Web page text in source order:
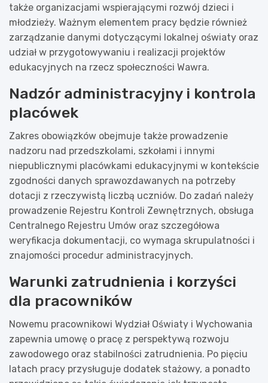
także organizacjami wspierającymi rozwój dzieci i
młodzieży. Ważnym elementem pracy będzie również
zarządzanie danymi dotyczącymi lokalnej oświaty oraz
udział w przygotowywaniu i realizacji projektów
edukacyjnych na rzecz społeczności Wawra.
Nadzór administracyjny i kontrola
placówek
Zakres obowiązków obejmuje także prowadzenie
nadzoru nad przedszkolami, szkołami i innymi
niepublicznymi placówkami edukacyjnymi w kontekście
zgodności danych sprawozdawanych na potrzeby
dotacji z rzeczywistą liczbą uczniów. Do zadań należy
prowadzenie Rejestru Kontroli Zewnętrznych, obsługa
Centralnego Rejestru Umów oraz szczegółowa
weryfikacja dokumentacji, co wymaga skrupulatności i
znajomości procedur administracyjnych.
Warunki zatrudnienia i korzyści
dla pracowników
Nowemu pracownikowi Wydział Oświaty i Wychowania
zapewnia umowę o pracę z perspektywą rozwoju
zawodowego oraz stabilności zatrudnienia. Po pięciu
latach pracy przysługuje dodatek stażowy, a ponadto